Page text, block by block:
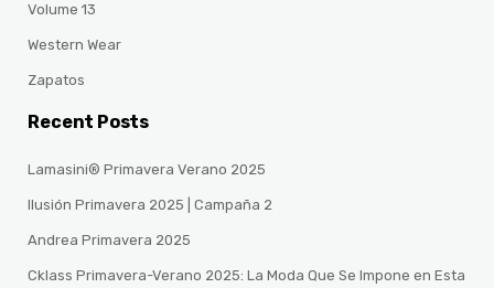
Volume 13
Western Wear
Zapatos
Recent Posts
Lamasini® Primavera Verano 2025
Ilusión Primavera 2025 | Campaña 2
Andrea Primavera 2025
Cklass Primavera-Verano 2025: La Moda Que Se Impone en Esta